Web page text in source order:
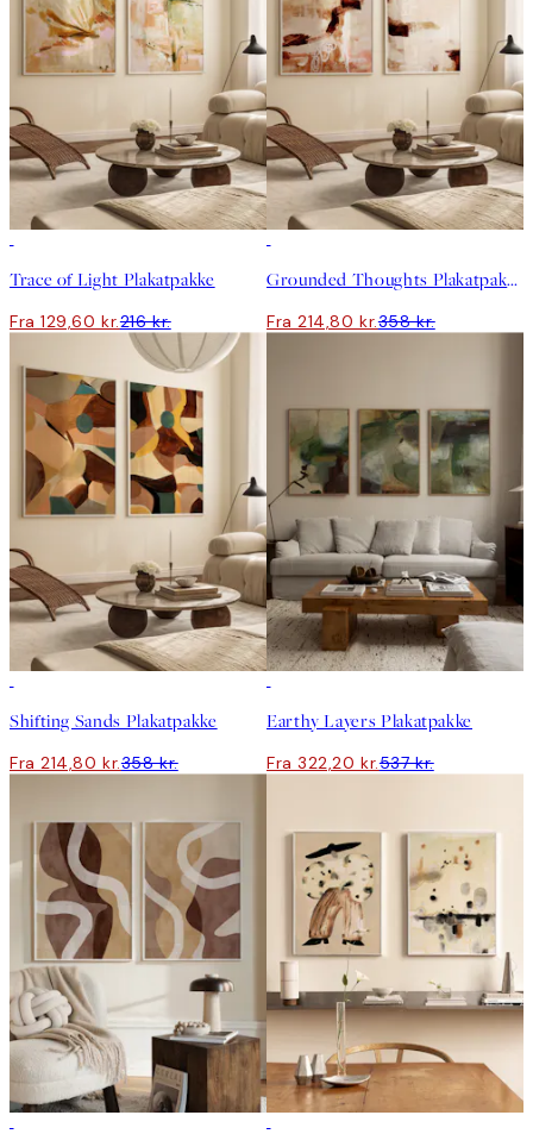
Trace of Light Plakatpakke
Fra 129,60 kr.216 kr.
Grounded Thoughts Plakatpakke
Fra 214,80 kr.358 kr.
Shifting Sands Plakatpakke
Fra 214,80 kr.358 kr.
Earthy Layers Plakatpakke
Fra 322,20 kr.537 kr.